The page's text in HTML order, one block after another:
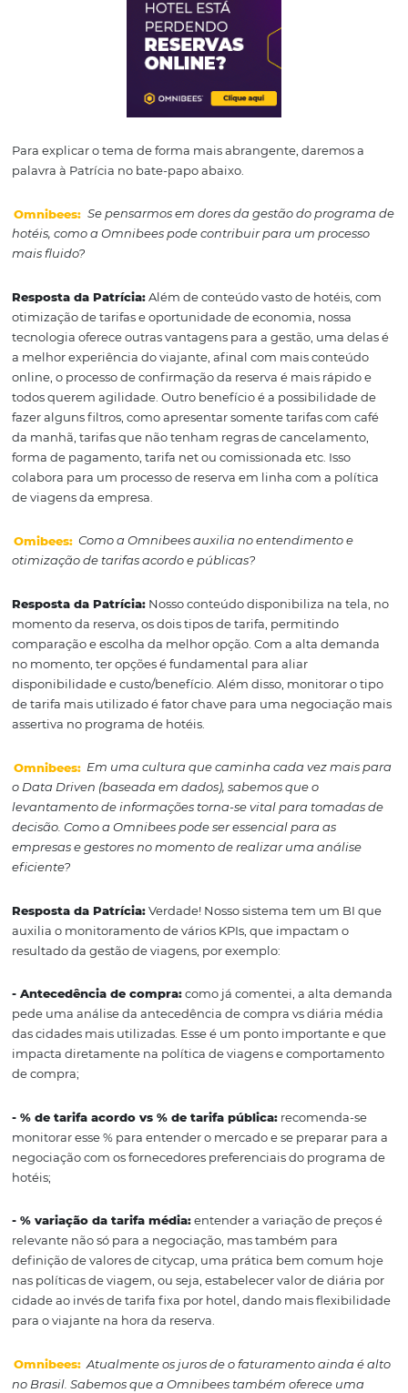
e Hotéis Independentes), que aumenta a
acomodações e possibilita a otimização de tarifas
dinâmica) + tarifa pública, o que pode gerar savings
sucesso dos seus negócios.
Para explicar o tema de forma mais abrangente,
palavra à Patrícia no bate-papo abaixo.
Omnibees: Se pensarmos em dores da gestão do
hotéis, como a Omnibees pode contribuir para um
mais fluido?
Resposta da Patrícia:Além de conteúdo vasto de
otimização de tarifas e oportunidade de economia,
a melhor experiência do viajante, afinal com mais
online, o processo de confirmação da reserva é mais
todos querem agilidade. Outro benefício é a
fazer alguns filtros, como apresentar somente tarifas
da manhã, tarifas que não tenham regras de
forma de pagamento, tarifa net ou comissionada etc.
de viagens da empresa.
Omibees: Como a Omnibees auxilia no entendimento
otimização de tarifas acordo e públicas?
momento da reserva, os dois tipos de tarifa, permitindo
comparação e escolha da melhor opção. Com a alta
disponibilidade e custo/benefício. Além disso,
de tarifa mais utilizado é fator chave para uma
assertiva no programa de hotéis.
o Data Driven (baseada em dados), sabemos que o
levantamento de informações torna-se vital para
decisão. Como a Omnibees pode ser essencial para as
empresas e gestores no momento de realizar uma
Resposta da Patrícia:Verdade! Nosso sistema tem um
auxilia o monitoramento de vários KPIs, que impactam
resultado da gestão de viagens, por exemplo:
- Antecedência de compra:
pede uma análise da antecedência de compra vs diária